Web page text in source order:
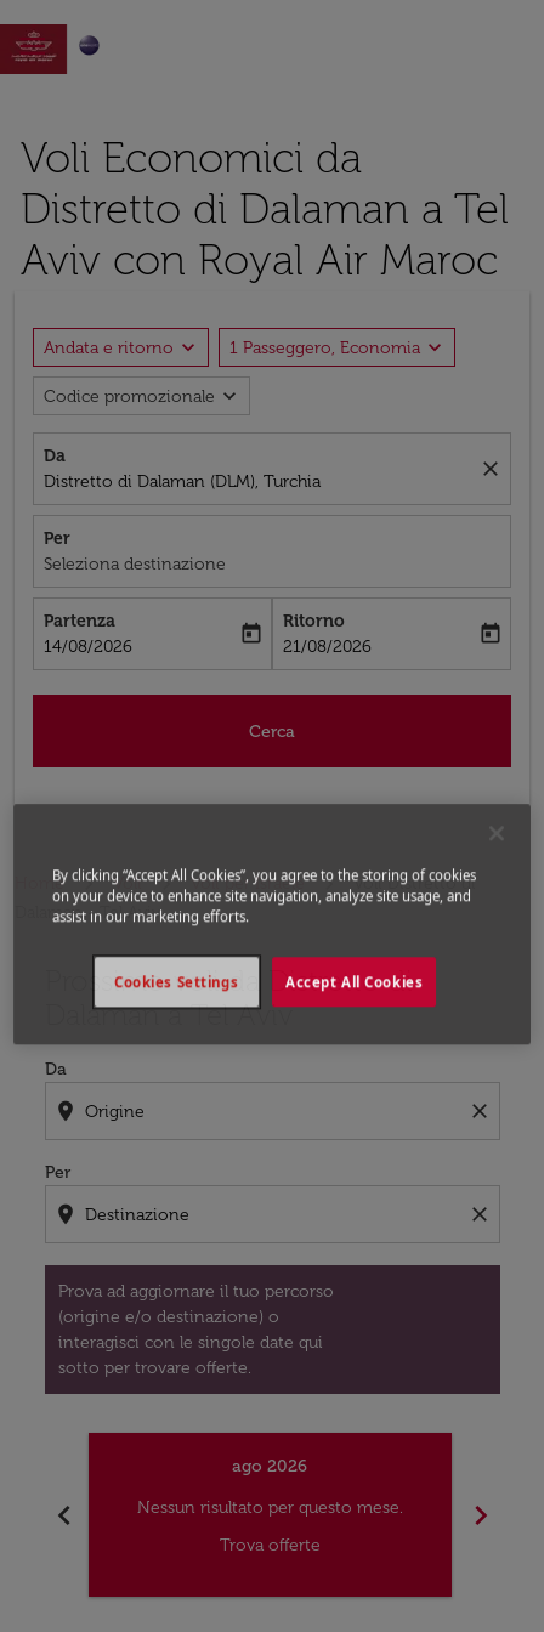

Voli Economici da
Distretto di Dalaman a Tel
Aviv con Royal Air Maroc
Andata e ritorno expand_more 1 Passeggero, Economia expand_more
Codice promozionale expand_more
Da
Distretto di Dalaman (DLM), Turchia
close
Per
Seleziona destinazione
Partenza
fc-booking-departure-date-aria-label
14/08/2026
today
Ritorno
fc-booking-return-date-aria-label
21/08/2026
today
Cerca
Home Voli Voli per Israele
Voli Distretto di
Dalaman - Tel Aviv
Prossimo voli da Distretto di
Dalaman a Tel Aviv
Da
location_on close
Per
location_on close
Prova ad aggiornare il tuo percorso
(origine e/o destinazione) o
interagisci con le singole date qui
sotto per trovare offerte.
Prova ad aggiornare il tuo percorso (origine e/o
chevron_left
ago 2026
Nessun risultato per questo mese.
Trova offerte
chevron_right
By clicking “Accept All Cookies”, you agree to the storing of cookies
on your device to enhance site navigation, analyze site usage, and
assist in our marketing efforts.
Accept All Cookies
Cookies Settings